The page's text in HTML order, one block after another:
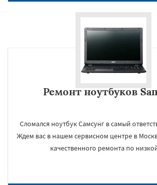
Ремонт ноутбуков
Сломался ноутбук Самсунг в самый
Ждем вас в нашем сервисном центре в
качественного ремонта по